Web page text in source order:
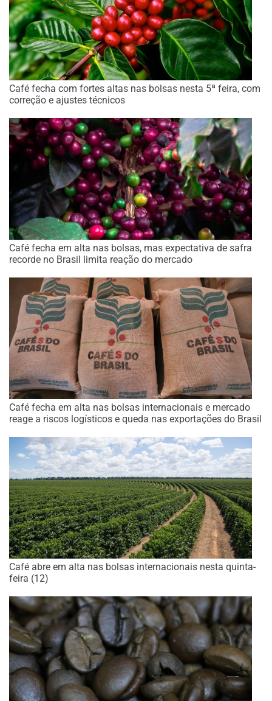
Café fecha com fortes altas nas bolsas nesta 5ª feira, com
correção e ajustes técnicos
Café fecha em alta nas bolsas, mas expectativa de safra
recorde no Brasil limita reação do mercado
Café fecha em alta nas bolsas internacionais e mercado
reage a riscos logísticos e queda nas exportações do Brasil
Café abre em alta nas bolsas internacionais nesta quinta-
feira (12)